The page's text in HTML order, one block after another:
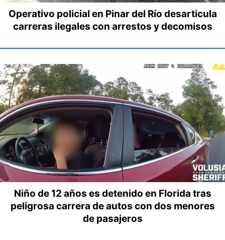
Operativo policial en Pinar del Río desarticula
carreras ilegales con arrestos y decomisos
Niño de 12 años es detenido en Florida tras
peligrosa carrera de autos con dos menores
de pasajeros